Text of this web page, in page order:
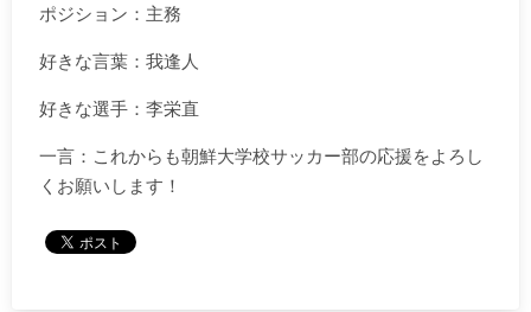
ポジション：主務
好きな言葉：我逢人
好きな選手：李栄直
一言：これからも朝鮮大学校サッカー部の応援をよろし
くお願いします！